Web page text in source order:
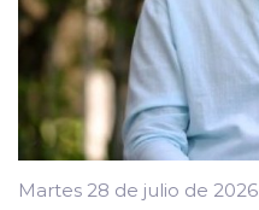
Martes 28 de julio de 2026